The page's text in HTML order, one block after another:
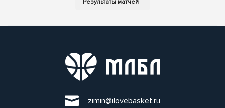
zimin@ilovebasket.ru